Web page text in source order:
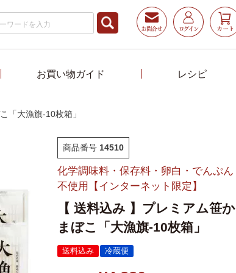
お買い物ガイド レシピ
「大漁旗-10枚箱」
商品番号 14510
化学調味料・保存料・卵白・でんぷん
不使用【インターネット限定】
【 送料込み 】プレミアム笹か
まぼこ「大漁旗-10枚箱」
送料込み 冷蔵便